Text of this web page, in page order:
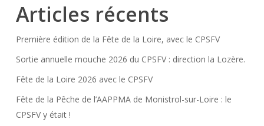
Articles récents
Première édition de la Fête de la Loire, avec le CPSFV
Sortie annuelle mouche 2026 du CPSFV : direction la Lozère.
Fête de la Loire 2026 avec le CPSFV
Fête de la Pêche de l’AAPPMA de Monistrol-sur-Loire : le
CPSFV y était !